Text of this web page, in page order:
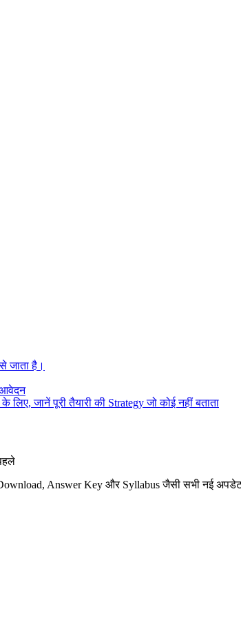
जाता है।
आवेदन
जानें पूरी तैयारी की Strategy जो कोई नहीं बताता
Answer Key और Syllabus जैसी सभी नई